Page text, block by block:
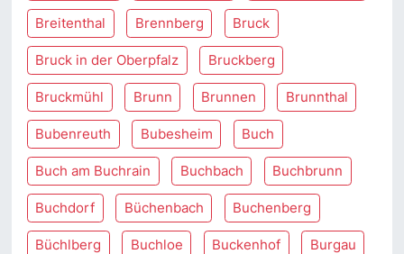
Breitenthal Brennberg Bruck
Bruck in der Oberpfalz Bruckberg
Bruckmühl Brunn Brunnen Brunnthal
Bubenreuth Bubesheim Buch
Buch am Buchrain Buchbach Buchbrunn
Buchdorf Büchenbach Buchenberg
Büchlberg Buchloe Buckenhof Burgau